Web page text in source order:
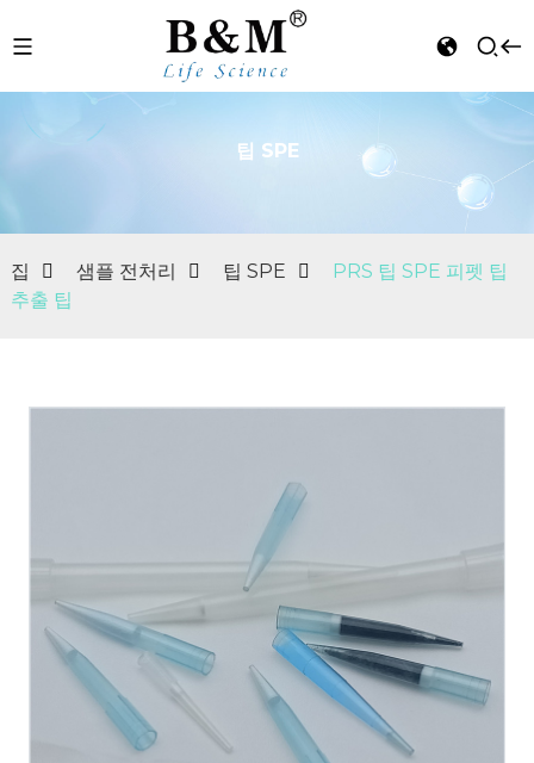
팁 SPE
집 샘플 전처리 팁 SPE
PRS 팁 SPE 피펫 팁
추출 팁